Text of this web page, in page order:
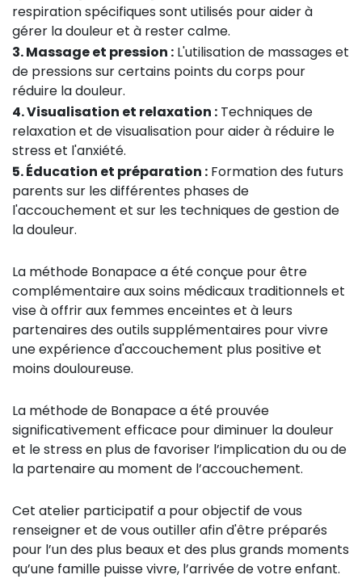
respiration spécifiques sont utilisés pour aider à
gérer la douleur et à rester calme.
3. Massage et pression : L'utilisation de massages et
de pressions sur certains points du corps pour
réduire la douleur.
4. Visualisation et relaxation : Techniques de
relaxation et de visualisation pour aider à réduire le
stress et l'anxiété.
5. Éducation et préparation : Formation des futurs
parents sur les différentes phases de
l'accouchement et sur les techniques de gestion de
la douleur.
La méthode Bonapace a été conçue pour être
complémentaire aux soins médicaux traditionnels et
vise à offrir aux femmes enceintes et à leurs
partenaires des outils supplémentaires pour vivre
une expérience d'accouchement plus positive et
moins douloureuse.
La méthode de Bonapace a été prouvée
significativement efficace pour diminuer la douleur
et le stress en plus de favoriser l’implication du ou de
la partenaire au moment de l’accouchement.
Cet atelier participatif a pour objectif de vous
renseigner et de vous outiller afin d'être préparés
pour l’un des plus beaux et des plus grands moments
qu’une famille puisse vivre, l’arrivée de votre enfant.